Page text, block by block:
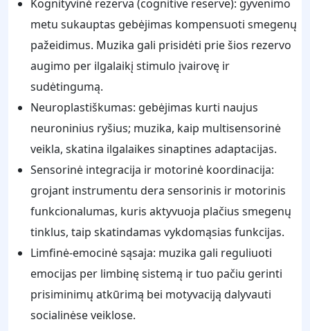
Kognityvinė rezerva (cognitive reserve): gyvenimo
metu sukauptas gebėjimas kompensuoti smegenų
pažeidimus. Muzika gali prisidėti prie šios rezervo
augimo per ilgalaikį stimulo įvairovę ir
sudėtingumą.
Neuroplastiškumas: gebėjimas kurti naujus
neuroninius ryšius; muzika, kaip multisensorinė
veikla, skatina ilgalaikes sinaptines adaptacijas.
Sensorinė integracija ir motorinė koordinacija:
grojant instrumentu dera sensorinis ir motorinis
funkcionalumas, kuris aktyvuoja plačius smegenų
tinklus, taip skatindamas vykdomąsias funkcijas.
Limfinė-emocinė sąsaja: muzika gali reguliuoti
emocijas per limbinę sistemą ir tuo pačiu gerinti
prisiminimų atkūrimą bei motyvaciją dalyvauti
socialinėse veiklose.